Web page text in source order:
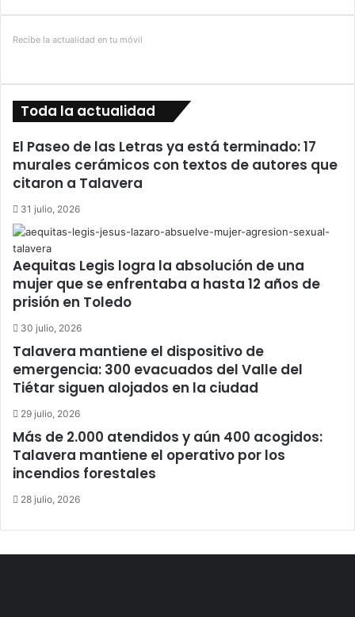
Recibe la actualidad en tu móvil
Toda la actualidad
El Paseo de las Letras ya está terminado: 17
murales cerámicos con textos de autores que
citaron a Talavera
31 julio, 2026
Aequitas Legis logra la absolución de una
mujer que se enfrentaba a hasta 12 años de
prisión en Toledo
30 julio, 2026
Talavera mantiene el dispositivo de
emergencia: 300 evacuados del Valle del
Tiétar siguen alojados en la ciudad
29 julio, 2026
Más de 2.000 atendidos y aún 400 acogidos:
Talavera mantiene el operativo por los
incendios forestales
28 julio, 2026